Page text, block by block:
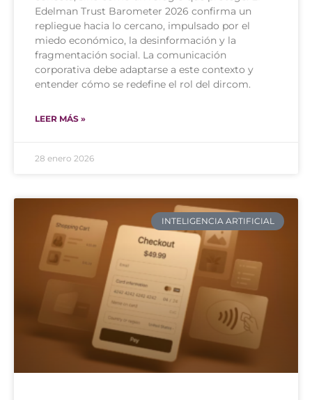
Edelman Trust Barometer 2026 confirma un
repliegue hacia lo cercano, impulsado por el
miedo económico, la desinformación y la
fragmentación social. La comunicación
corporativa debe adaptarse a este contexto y
entender cómo se redefine el rol del dircom.
LEER MÁS »
28 enero 2026
INTELIGENCIA ARTIFICIAL